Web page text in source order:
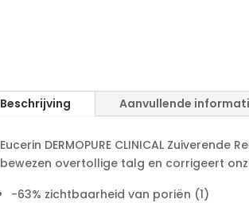
Beschrijving Aanvullende
Eucerin DERMOPURE CLINICAL
bewezen overtollige talg en corrigeert
-63% zichtbaarheid van poriën (1)